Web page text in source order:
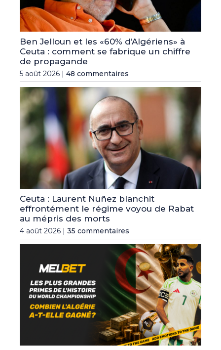
Ben Jelloun et les «60% d’Algériens» à
Ceuta : comment se fabrique un chiffre
de propagande
5 août 2026 | 48 commentaires
Ceuta : Laurent Nuñez blanchit
effrontément le régime voyou de Rabat
au mépris des morts
4 août 2026 | 35 commentaires